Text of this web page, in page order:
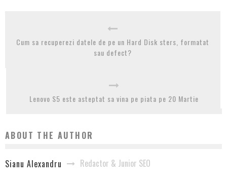
Cum sa recuperezi datele de pe un Hard Disk sters, formatat
sau defect?
Lenovo S5 este asteptat sa vina pe piata pe 20 Martie
ABOUT THE AUTHOR
Sianu Alexandru Redactor & Junior SEO